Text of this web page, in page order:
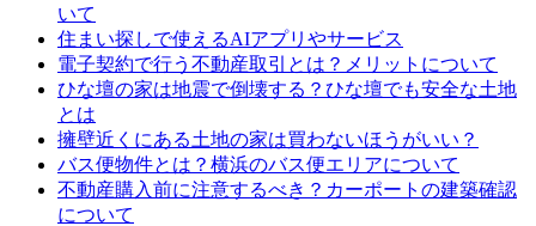
いて
住まい探しで使えるAIアプリやサービス
電子契約で行う不動産取引とは？メリットについて
ひな壇の家は地震で倒壊する？ひな壇でも安全な土地
とは
擁壁近くにある土地の家は買わないほうがいい？
バス便物件とは？横浜のバス便エリアについて
不動産購入前に注意するべき？カーポートの建築確認
について